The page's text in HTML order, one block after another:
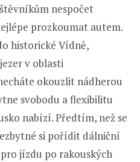
nespočet
prozkoumat autem.
historické Vídně,
v oblasti
okouzlit nádherou
svobodu a flexibilitu
nabízí. Předtím, než se
si pořídit dálniční
jízdu po rakouských